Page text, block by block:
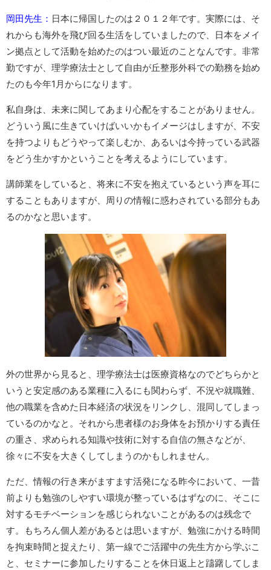
岡田先生： 日本に帰国したのは２０１２年です。実際には、そ
れからも海外を飛び回る生活をしていましたので、日本をメイ
ン拠点として活動を始めたのはつい最近のことなんです。非常
勤ですが、理学療法士として自由が丘整形外科での勤務を始め
たのも今年1月からになります。
私自身は、未来に関してあまり心配をすることがありません。
どういう風に生きていけばいいかもイメージはしますが、不安
を持つよりもどうやって楽しむか、あるいは今持っている武器
をどう生かすかということを考えるようにしています。
講師業をしていると、将来に不安を抱えているという声を耳に
することもありますが、周りの情報に惑わされている部分もあ
るのかなと思います。
外の世界から見ると、理学療法士は医療資格なのでどちらかと
いうと安定感のある業種に入るにも関わらず、不況や就職難、
他の職業を含めた日本経済の状況をリンクし、混同してしまっ
ているのかなと。それから患者様のお身体をお預かりする責任
の重さ、求められる知識や技術に対する自信の無さなどが、
徐々に不安を大きくしてしまうのかもしれません。
ただ、情報の行き来がますます活発になる昨今において、一昔
前よりも勉強のしやすい環境が整っているはずなのに、そこに
対するモチベーションを感じられないことがあるのは残念で
す。もちろん個人差があるとは思いますが、勉強にかける時間
を拘束時間と捉えたり、第一線でご活躍中の先生方から学ぶこ
と、セミナーに参加したりすることを休日返上と躊躇してしま